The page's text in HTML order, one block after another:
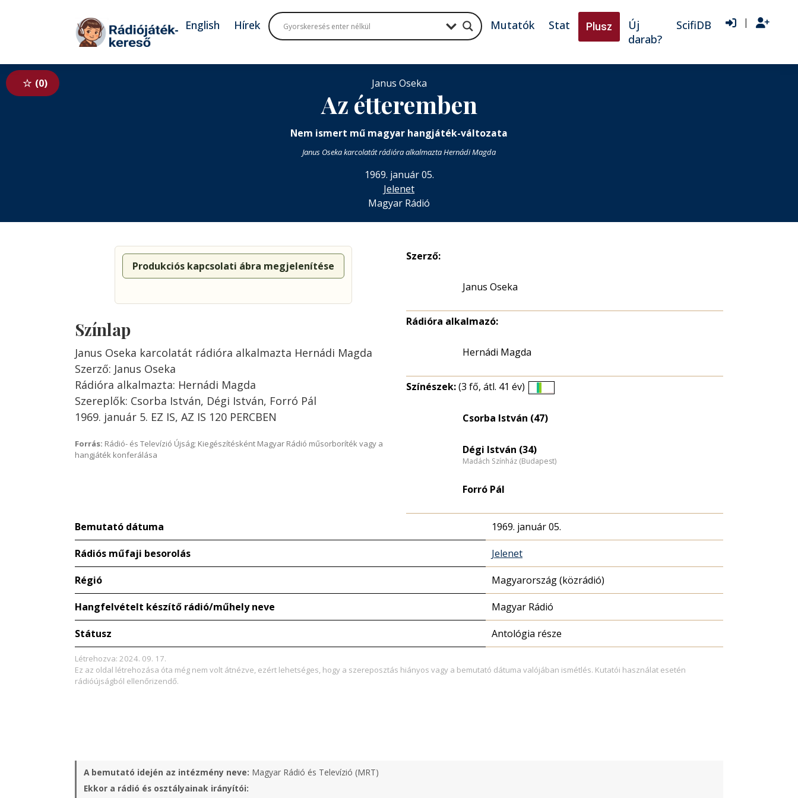
Tovább a tartalomhoz
English Hírek Mutatók Stat Plusz
Új
darab?
ScifiDB |
0 Janus Oseka
Az étteremben
Nem ismert mű magyar hangjáték-változata
Janus Oseka karcolatát rádióra alkalmazta Hernádi Magda
1969. január 05.
Jelenet
Magyar Rádió
Produkciós kapcsolati ábra megjelenítése
Színlap
Janus Oseka karcolatát rádióra alkalmazta Hernádi Magda
Szerző: Janus Oseka
Rádióra alkalmazta: Hernádi Magda
Szereplők: Csorba István, Dégi István, Forró Pál
1969. január 5. EZ IS, AZ IS 120 PERCBEN
Forrás: Rádió- és Televízió Újság; Kiegészítésként Magyar Rádió műsorboríték vagy a
hangjáték konferálása
Szerző:
Janus Oseka
Rádióra alkalmazó:
Hernádi Magda
Színészek:(3 fő, átl. 41 év)
eloszlás
Csorba István (47)
Dégi István (34)
Madách Színház (Budapest)
Forró Pál
Bemutató dátuma 1969. január 05.
Rádiós műfaji besorolás Jelenet
Régió Magyarország (közrádió)
Hangfelvételt készítő rádió/műhely neve Magyar Rádió
Státusz Antológia része
Létrehozva: 2024. 09. 17.
Ez az oldal létrehozása óta még nem volt átnézve, ezért lehetséges, hogy a szereposztás hiányos vagy a bemutató dátuma valójában ismétlés. Kutatói használat esetén
rádióújságból ellenőrizendő.
A bemutató idején az intézmény neve: Magyar Rádió és Televízió (MRT)
Ekkor a rádió és osztályainak irányítói: